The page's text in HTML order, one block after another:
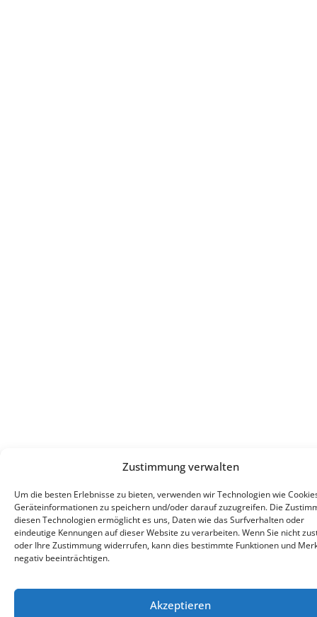
Zustimmung verwalten
Um die besten Erlebnisse zu bieten, verwenden wir Technologien wie
Geräteinformationen zu speichern und/oder darauf zuzugreifen. Die
diesen Technologien ermöglicht es uns, Daten wie das Surfverhalten oder
eindeutige Kennungen auf dieser Website zu verarbeiten. Wenn Sie nicht
oder Ihre Zustimmung widerrufen, kann dies bestimmte Funktionen und
negativ beeinträchtigen.
Akzeptieren